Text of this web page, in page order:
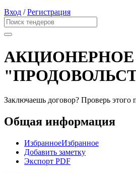
Вход /Регистрация
Заключаешь договор? Проверь этого
Общая информация
ИзбранноеИзбранное
Добавить заметку
Экспорт PDF